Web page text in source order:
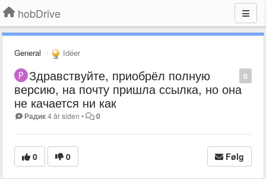
hobDrive
General Idéer
0
Здравствуйте, приобрёл полную
версию, на почту пришла ссылка, но она
не качается ни как
Радик4 år siden • 0
0 0 Følg